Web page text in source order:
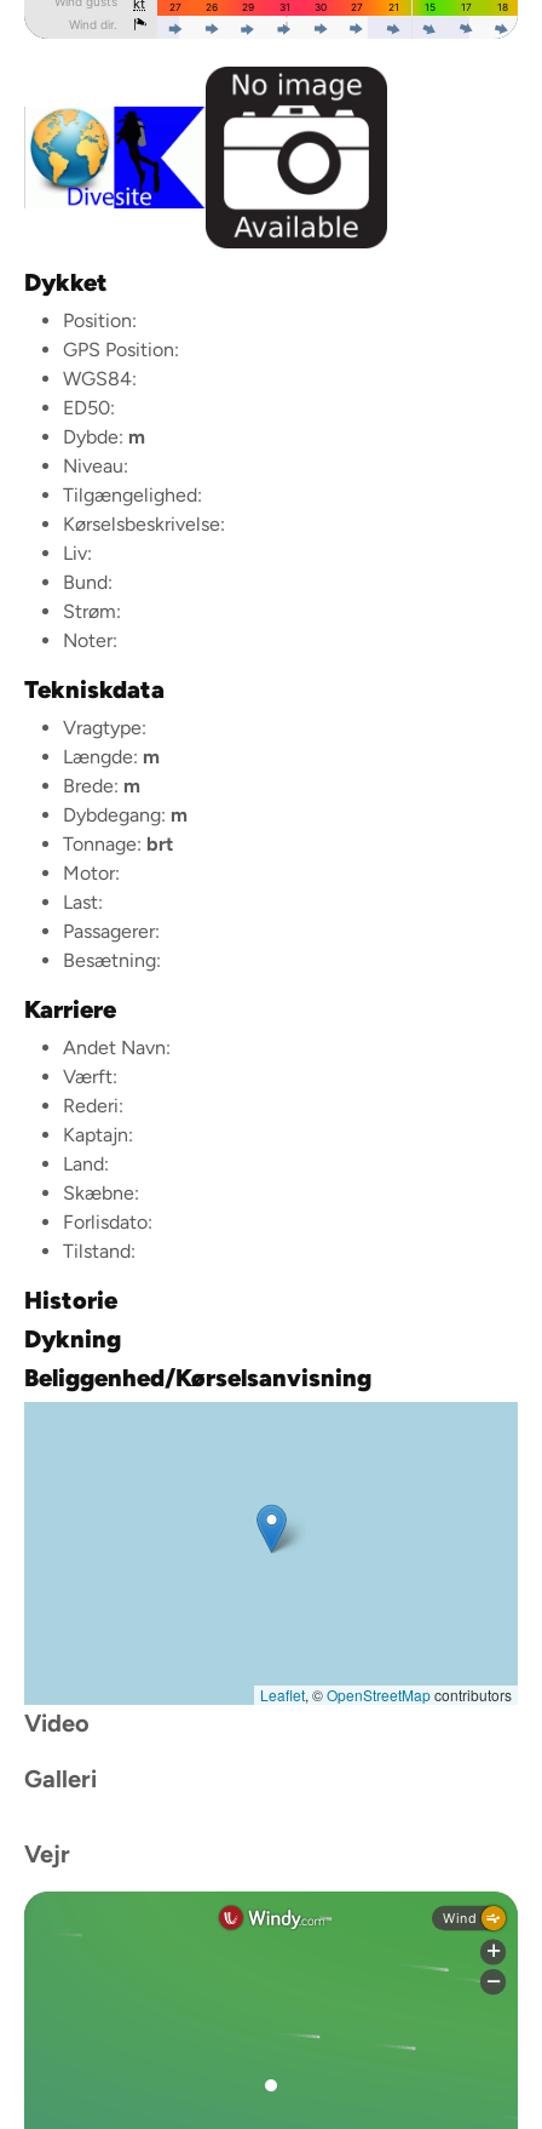
Dykket
Position:
GPS Position:
WGS84:
ED50:
Dybde: m
Niveau:
Tilgængelighed:
Kørselsbeskrivelse:
Liv:
Bund:
Strøm:
Noter:
Tekniskdata
Vragtype:
Længde: m
Brede: m
Dybdegang: m
Tonnage: brt
Motor:
Last:
Passagerer:
Besætning:
Karriere
Andet Navn:
Værft:
Rederi:
Kaptajn:
Land:
Skæbne:
Forlisdato:
Tilstand:
Historie
Dykning
Beliggenhed/Kørselsanvisning
Leaflet, ©OpenStreetMapcontributors
Video
Galleri
Vejr